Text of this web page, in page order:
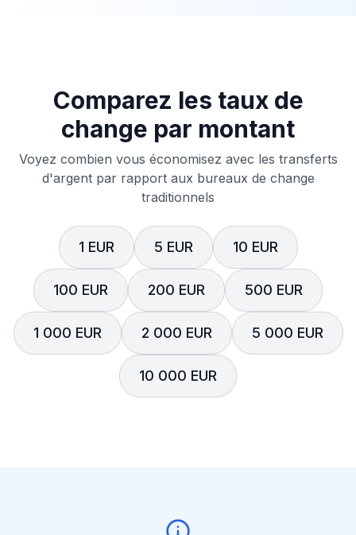
Comparez les taux de
change par montant
Voyez combien vous économisez avec les transferts
d'argent par rapport aux bureaux de change
traditionnels
1 EUR 5 EUR 10 EUR
100 EUR 200 EUR 500 EUR
1 000 EUR 2 000 EUR 5 000 EUR
10 000 EUR